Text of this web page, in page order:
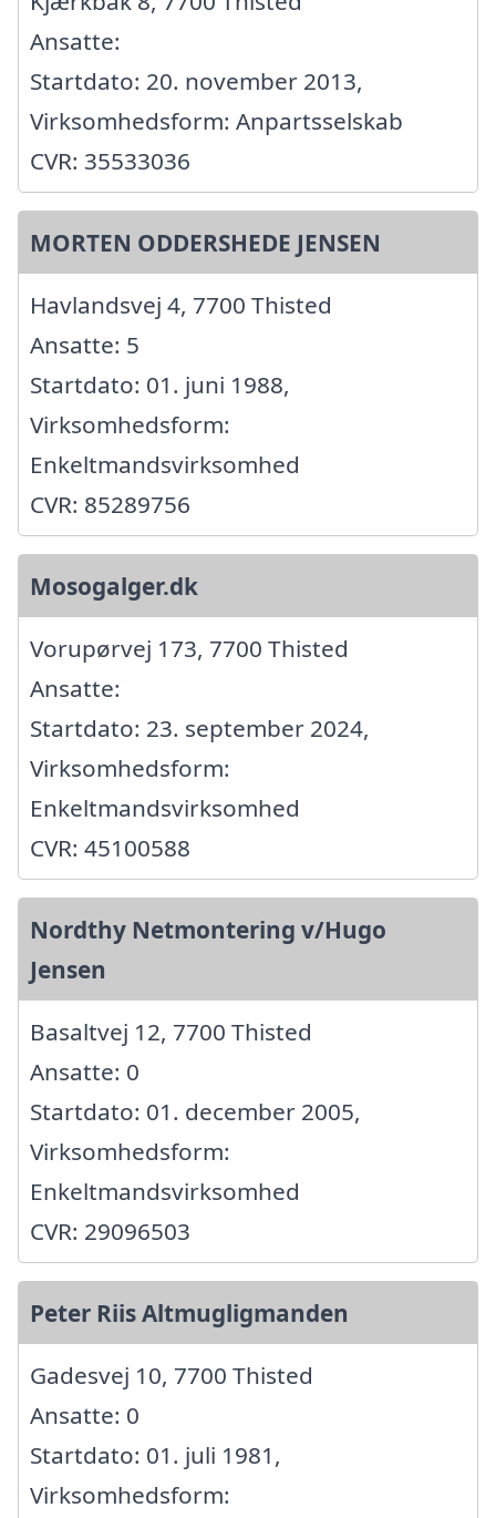
Ansatte:
Startdato: 20. november 2013,
Virksomhedsform: Anpartsselskab
CVR: 35533036
MORTEN ODDERSHEDE JENSEN
Havlandsvej 4, 7700 Thisted
Ansatte: 5
Startdato: 01. juni 1988,
Virksomhedsform:
Enkeltmandsvirksomhed
CVR: 85289756
Mosogalger.dk
Vorupørvej 173, 7700 Thisted
Ansatte:
Startdato: 23. september 2024,
Virksomhedsform:
Enkeltmandsvirksomhed
CVR: 45100588
Nordthy Netmontering v/Hugo
Jensen
Basaltvej 12, 7700 Thisted
Ansatte: 0
Startdato: 01. december 2005,
Virksomhedsform:
Enkeltmandsvirksomhed
CVR: 29096503
Peter Riis Altmugligmanden
Gadesvej 10, 7700 Thisted
Ansatte: 0
Startdato: 01. juli 1981,
Virksomhedsform: